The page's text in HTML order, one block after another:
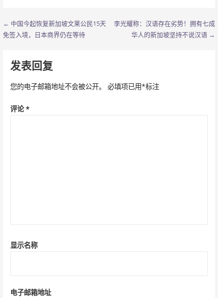
文
导
航
← 中国今起恢复新加坡文莱公民15天
免签入境，日本商界仍在等待
李光耀称：汉语存在劣势！拥有七成
华人的新加坡坚持不说汉语 →
发表回复
您的电子邮箱地址不会被公开。 必填项已用*标注
评论*
显示名称
电子邮箱地址